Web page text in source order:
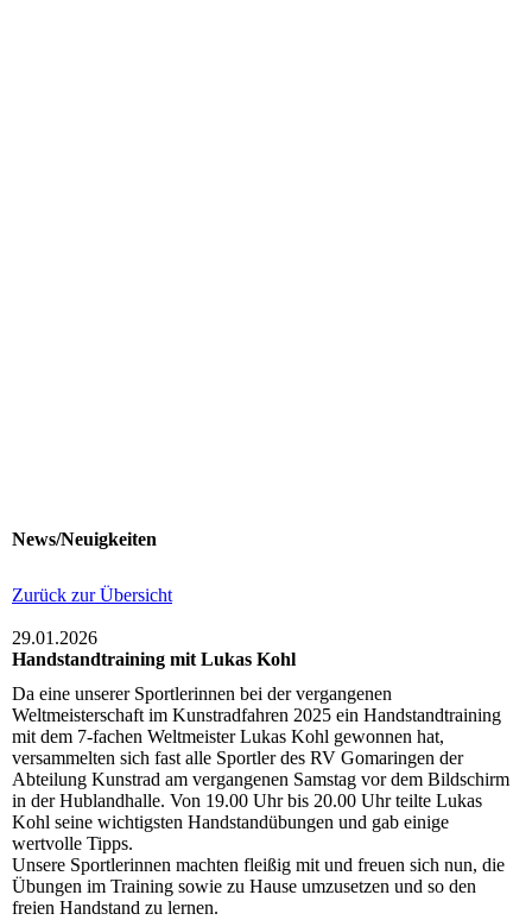
News/Neuigkeiten
Zurück zur Übersicht
29.01.2026
Handstandtraining mit Lukas Kohl
Da eine unserer Sportlerinnen bei der vergangenen
Weltmeisterschaft im Kunstradfahren 2025 ein Handstandtraining
mit dem 7-fachen Weltmeister Lukas Kohl gewonnen hat,
versammelten sich fast alle Sportler des RV Gomaringen der
Abteilung Kunstrad am vergangenen Samstag vor dem Bildschirm
in der Hublandhalle. Von 19.00 Uhr bis 20.00 Uhr teilte Lukas
Kohl seine wichtigsten Handstandübungen und gab einige
wertvolle Tipps.
Unsere Sportlerinnen machten fleißig mit und freuen sich nun, die
Übungen im Training sowie zu Hause umzusetzen und so den
freien Handstand zu lernen.